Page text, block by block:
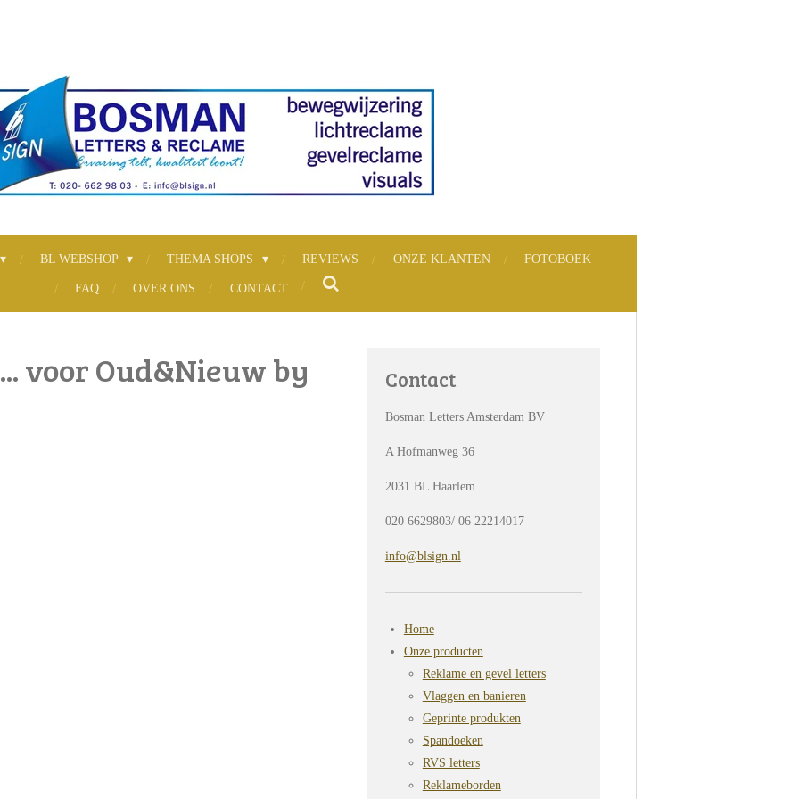
BL WEBSHOP THEMA SHOPS REVIEWS ONZE KLANTEN FOTOBOEK
FAQ OVER ONS CONTACT
voor Oud&Nieuw by Contact
Bosman Letters Amsterdam BV
A Hofmanweg 36
2031 BL Haarlem
020 6629803/ 06 22214017
info@blsign.nl
Home
Onze producten
Reklame en gevel letters
Vlaggen en banieren
Geprinte produkten
Spandoeken
RVS letters
Reklameborden